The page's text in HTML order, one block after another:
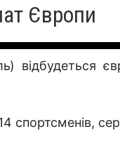
Європи
відбудеться
спортсменів,